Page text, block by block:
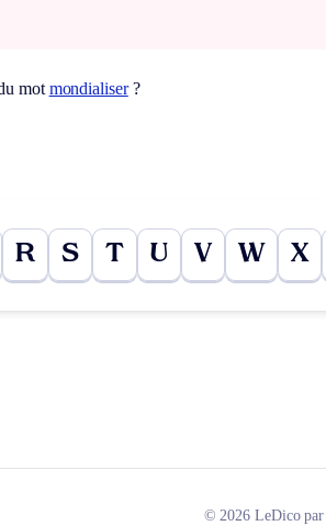
mot mondialiser?
R S T U V W X
© 2026 LeDico par